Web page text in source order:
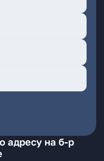
адресу на б-р